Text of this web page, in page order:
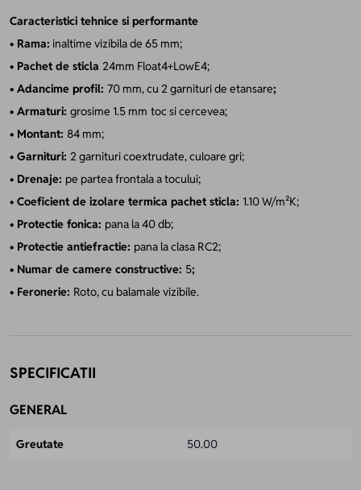
Caracteristici tehnice si performante
• Rama: inaltime vizibila de 65 mm;
• Pachet de sticla 24mm Float4+LowE4;
• Adancime profil: 70 mm, cu 2 garnituri de etansare;
• Armaturi: grosime 1.5 mm toc si cercevea;
• Montant: 84 mm;
• Garnituri: 2 garnituri coextrudate, culoare gri;
• Drenaje: pe partea frontala a tocului;
• Coeficient de izolare termica pachet sticla: 1.10 W/m²K;
• Protectie fonica: pana la 40 db;
• Protectie antiefractie: pana la clasa RC2;
• Numar de camere constructive: 5;
• Feronerie: Roto, cu balamale vizibile.
SPECIFICATII
GENERAL
Greutate 50.00